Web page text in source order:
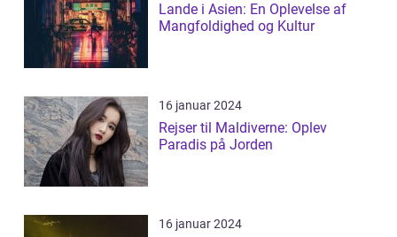
Lande i Asien: En Oplevelse af
Mangfoldighed og Kultur
16 januar 2024
Rejser til Maldiverne: Oplev
Paradis på Jorden
16 januar 2024